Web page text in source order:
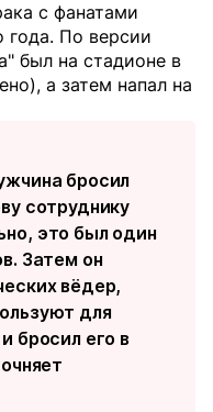
с фанатами
года. По версии
был на стадионе в
а затем напал на
бросил
сотруднику
это был один
Затем он
вёдер,
для
бросил его в